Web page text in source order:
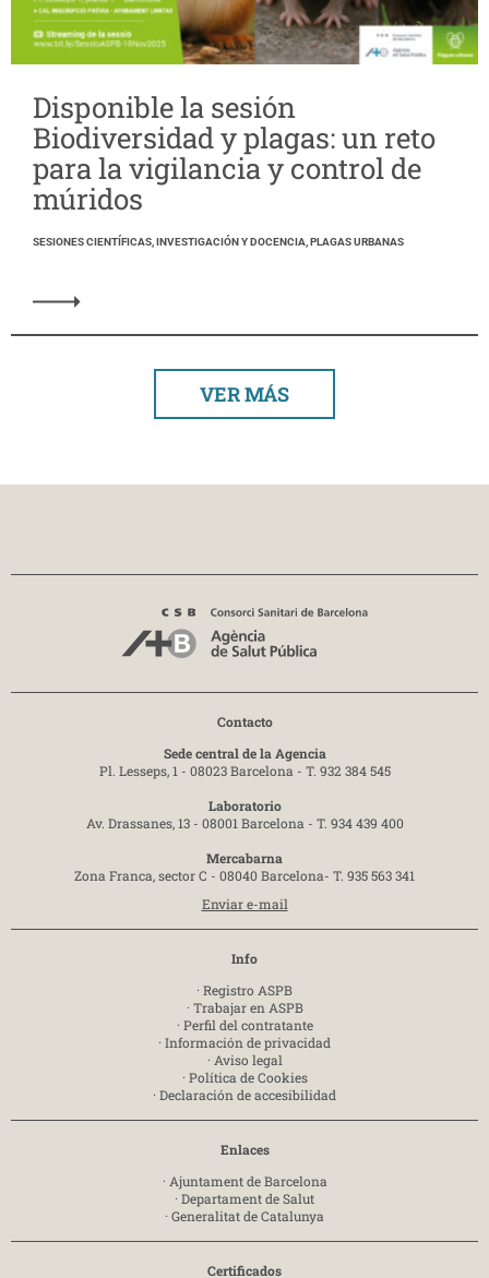
Disponible la sesión
Biodiversidad y plagas: un reto
para la vigilancia y control de
múridos
SESIONES CIENTÍFICAS, INVESTIGACIÓN Y DOCENCIA, PLAGAS URBANAS
VER MÁS
Contacto
Sede central de la Agencia
Pl. Lesseps, 1 - 08023 Barcelona - T. 932 384 545
Laboratorio
Av. Drassanes, 13 - 08001 Barcelona - T. 934 439 400
Mercabarna
Zona Franca, sector C - 08040 Barcelona- T. 935 563 341
Enviar e-mail
Info
· Registro ASPB
· Trabajar en ASPB
· Perfil del contratante
· Información de privacidad
· Aviso legal
· Política de Cookies
· Declaración de accesibilidad
Enlaces
· Ajuntament de Barcelona
· Departament de Salut
· Generalitat de Catalunya
Certificados